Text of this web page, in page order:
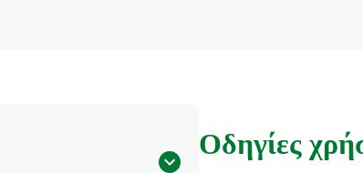
Οδηγίες